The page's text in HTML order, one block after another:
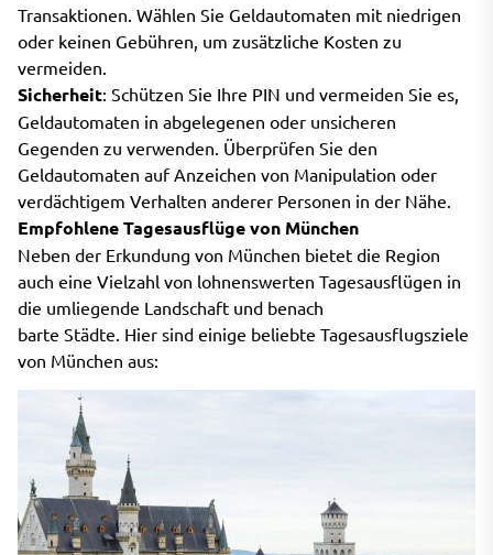
Transaktionen. Wählen Sie Geldautomaten mit niedrigen
oder keinen Gebühren, um zusätzliche Kosten zu
vermeiden.
Sicherheit: Schützen Sie Ihre PIN und vermeiden Sie es,
Geldautomaten in abgelegenen oder unsicheren
Gegenden zu verwenden. Überprüfen Sie den
Geldautomaten auf Anzeichen von Manipulation oder
verdächtigem Verhalten anderer Personen in der Nähe.
Empfohlene Tagesausflüge von München
Neben der Erkundung von München bietet die Region
auch eine Vielzahl von lohnenswerten Tagesausflügen in
die umliegende Landschaft und benach
barte Städte. Hier sind einige beliebte Tagesausflugsziele
von München aus: